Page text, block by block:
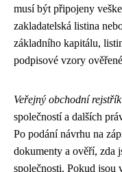
musí být připojeny
zakladatelská listina
základního kapitálu,
podpisové vzory
Veřejný obchodní rejstřík
společností a dalších
Po podání návrhu na
dokumenty a ověří, zda
společnosti. Pokud jsou